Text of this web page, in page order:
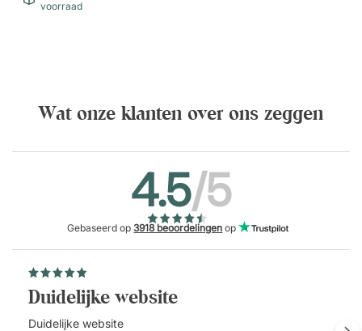
voorraad
Wat onze klanten over ons zeggen
4.5/5
Gebaseerd op3918 beoordelingen op
Duidelijke website
Duidelijke website